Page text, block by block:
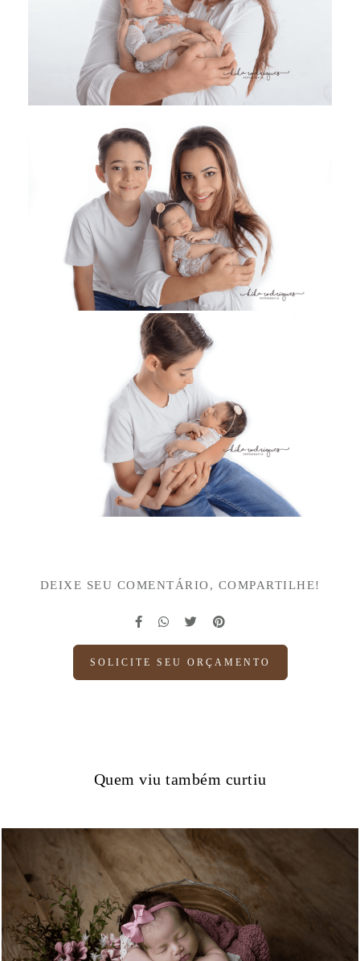
DEIXE SEU COMENTÁRIO, COMPARTILHE!
SOLICITE SEU ORÇAMENTO
Quem viu também curtiu